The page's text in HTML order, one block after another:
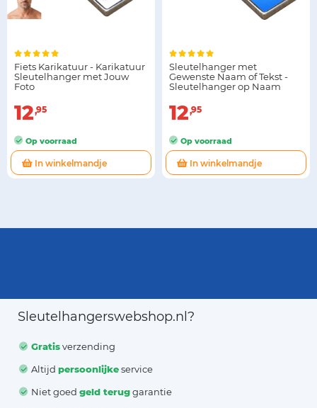
Fiets Karikatuur - Karikatuur
Sleutelhanger met Jouw
Foto
12 95
Op voorraad
In winkelmandje
Sleutelhanger met
Gewenste Naam of Tekst -
Sleutelhanger op Naam
12 95
Op voorraad
In winkelmandje
Sleutelhangerswebshop.nl?
Gratisverzending
Altijdpersoonlijkeservice
Niet goedgeld teruggarantie